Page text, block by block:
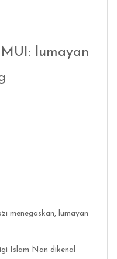
lumayan
menegaskan, lumayan
Islam Nan dikenal